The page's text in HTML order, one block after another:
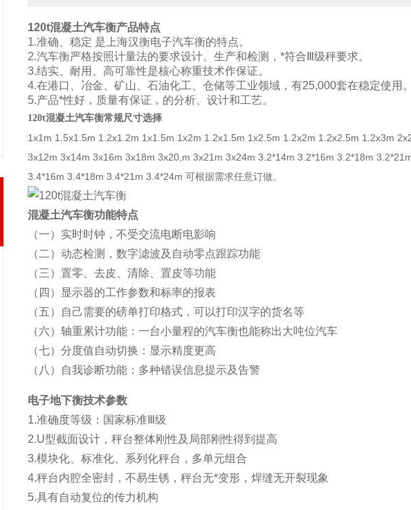
120t混凝土汽车衡产品特点
1.准确、稳定 是上海汉衡电子汽车衡的特点。
2.汽车衡严格按照计量法的要求设计、生产和检测，*符合Ⅲ级秤要求。
3.结实、耐用、高可靠性是核心称重技术作保证。
4.在港口、冶金、矿山、石油化工、仓储等工业领域，有25,000套在稳定使用。
5.产品*性好，质量有保证，的分析、设计和工艺。
120t混凝土汽车衡常规尺寸选择
1x1m 1.5x1.5m 1.2x1.2m 1x1.5m 1x2m 1.2x1.5m 1x2.5m 1.2x2m 1.2x2.5m 1.2x3m
3x12m 3x14m 3x16m 3x18m 3x20,m 3x21m 3x24m 3.2*14m 3.2*16m 3.2*18m
3.4*16m 3.4*18m 3.4*21m 3.4*24m 可根据需求任意订做。
混凝土汽车衡功能特点
（一）实时时钟，不受交流电断电影响
（二）动态检测，数字滤波及自动零点跟踪功能
（三）置零、去皮、清除、置皮等功能
（四）显示器的工作参数和标率的报表
（五）自己需要的磅单打印格式，可以打印汉字的货名等
（六）轴重累计功能：一台小量程的汽车衡也能称出大吨位汽车
（七）分度值自动切换：显示精度更高
（八）自我诊断功能：多种错误信息提示及告警
电子地下衡技术参数
1.准确度等级：国家标准Ⅲ级
2.U型截面设计，秤台整体刚性及局部刚性得到提高
3.模块化、标准化、系列化秤台，多单元组合
4.秤台内腔全密封，不易生锈，秤台无*变形，焊缝无开裂现象
5.具有自动复位的传力机构